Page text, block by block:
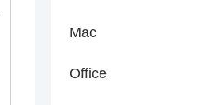
Mac
Office